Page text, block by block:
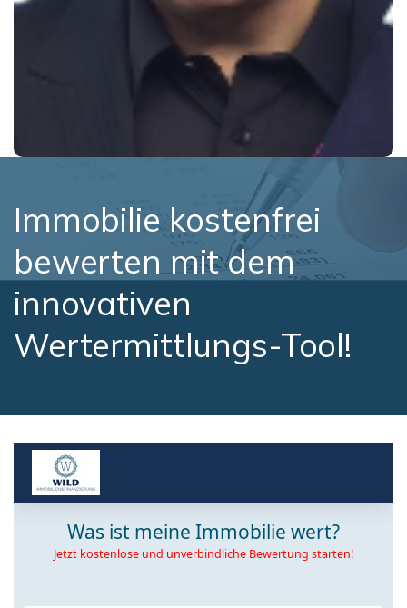
Immobilie kostenfrei
bewerten mit dem
innovativen
Wertermittlungs-Tool!